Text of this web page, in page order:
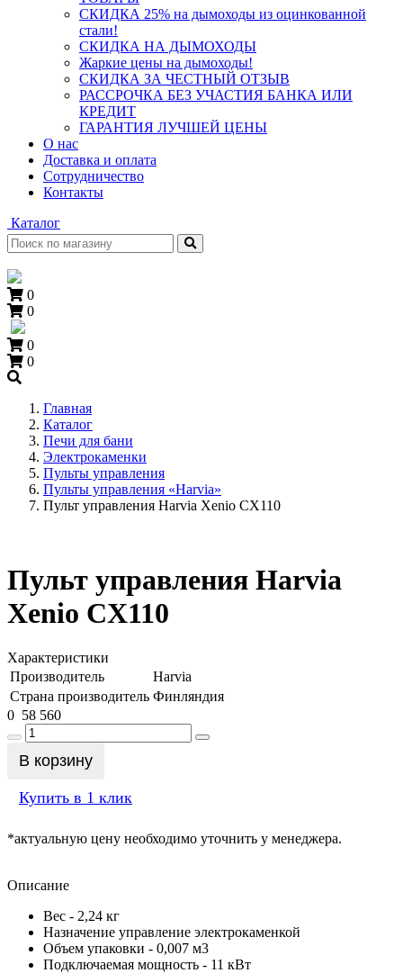
СКИДКА 25% на дымоходы из оцинкованной
стали!
СКИДКА НА ДЫМОХОДЫ
Жаркие цены на дымоходы!
СКИДКА ЗА ЧЕСТНЫЙ ОТЗЫВ
РАССРОЧКА БЕЗ УЧАСТИЯ БАНКА ИЛИ
КРЕДИТ
ГАРАНТИЯ ЛУЧШЕЙ ЦЕНЫ
О нас
Доставка и оплата
Сотрудничество
Контакты
Каталог
0
0
0
0
Главная
Каталог
Печи для бани
Электрокаменки
Пульты управления
Пульты управления «Harvia»
Пульт управления Harvia Xenio CX110
Пульт управления Harvia
Xenio CX110
Характеристики
Производитель
Harvia
Страна производитель Финляндия
0 58 560
В корзину
Купить в 1 клик
*актуальную цену необходимо уточнить у менеджера.
Описание
Вес - 2,24 кг
Назначение управление электрокаменкой
Объем упаковки - 0,007 м3
Подключаемая мощность - 11 кВт